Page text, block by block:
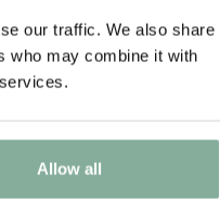
our traffic. We also share
who may combine it with
Allow all